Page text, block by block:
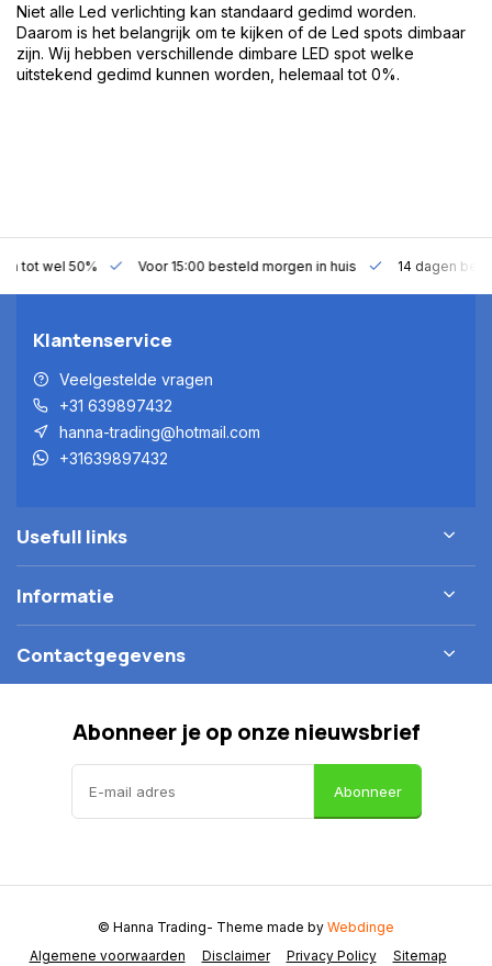
Niet alle Led verlichting kan standaard gedimd worden.
Daarom is het belangrijk om te kijken of de Led spots dimbaar
zijn. Wij hebben verschillende dimbare LED spot welke
uitstekend gedimd kunnen worden, helemaal tot 0%.
tot wel 50% Voor 15:00 besteld morgen in huis 14 dagen
Klantenservice
Veelgestelde vragen
+31 639897432
hanna-trading@hotmail.com
+31639897432
Usefull links
Informatie
Contactgegevens
Abonneer je op onze nieuwsbrief
Abonneer
Algemene voorwaarden Disclaimer Privacy Policy Sitemap
© Hanna Trading- Theme made by Webdinge